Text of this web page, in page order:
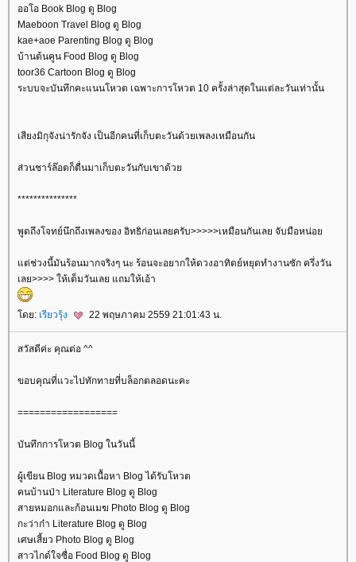
ออโอ Book Blog ดู Blog
Maeboon Travel Blog ดู Blog
kae+aoe Parenting Blog ดู Blog
บ้านต้นคูน Food Blog ดู Blog
toor36 Cartoon Blog ดู Blog
ระบบจะบันทึกคะแนนโหวต เฉพาะการโหวต 10 ครั้งล่าสุดในแต่ละวันเท่านั้น
เสียงมิกุจังน่ารักจัง เป็นอีกคนที่เก็บตะวันด้วยเพลงเหมือนกัน
ส่วนชาร์ล๊อตก็ตื่นมาเก็บตะวันกับเขาด้ว
***************
พูดถึงโจทย์นึกถึงเพลงของ อิทธิก่อนเลยครับ>>>>>เหมือนกันเลย จับมือหน่อ
ต่ช่วงนี้มันร้อนมากจริงๆ นะ ร้อนจะอยากให้ดวงอาทิตย์หยุดทำงานซัก ครึ่งวัน
เลย>>>> ให้เต็มวันเลย แถมให้เอ้า
ดย: เรียวรุ้ง 22 พฤษภาคม 2559 21:01:43 น.
สวัสดีค่ะ คุณต่อ ^^
ขอบคุณที่แวะไปทักทายที่บล็อกตลอดนะคะ
==================
บันทึกการโหวต Blog ในวันนี้
ผู้เขียน Blog หมวดเนื้อหา Blog ได้รับโหวต
คนบ้านป่า Literature Blog ดู Blog
สายหมอกและก้อนเมฆ Photo Blog ดู Blog
กะว่าก๋า Literature Blog ดู Blog
เศษเสี้ยว Photo Blog ดู Blog
สาวไกด์ใจซื่อ Food Blog ดู Blog